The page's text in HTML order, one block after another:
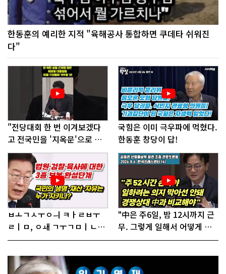
한동훈의 예리한 지적 "육해공사 통합하면 쿠데타 쉬워진
다"
"전당대회 한 번 이겨보겠다
고 전국민을 '지옥문'으로 밀
어!"
국힘은 이미 극우파에 먹혔다.
한동훈 창당이 답!
ㅂㅗㄱㅅㅜㅇㅢ ㅋㅏㄹㅂㅜ
ㄹㅣㅁ, ㅇㅙ ㄱㅜㄱㅁㅣㄴㄷ
ㅡㄹㅇㅣ ㄷㅏㅇㅎㅐㅇㅑ ㅎ
"中은 주6일, 밤 12시까지 근
무. 그렇게 일해서 어떻게 경
쟁하냐 반문하더라"